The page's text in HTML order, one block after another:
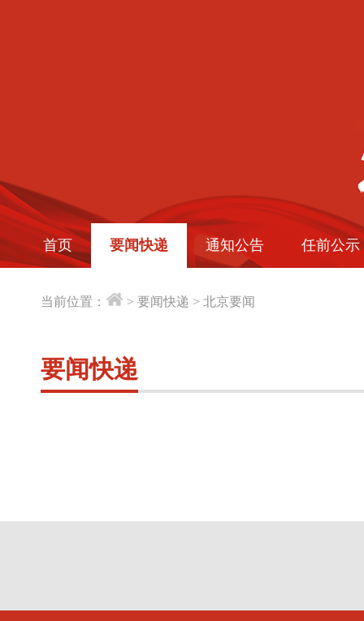
首页 要闻快递 通知公告 任前公示
当前位置： > 要闻快递 > 北京要闻
要闻快递